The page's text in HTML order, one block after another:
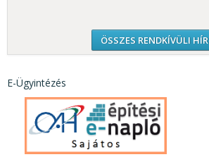
ÖSSZES RENDKÍVÜLI HÍR
E-Ügyintézés